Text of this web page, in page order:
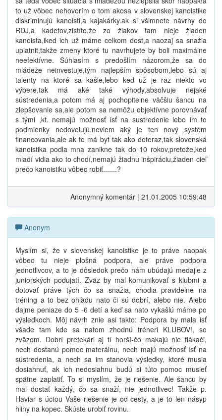
to už vôbec nehovorím o tom akosa v slovenskej kanoistike
diskriminujú kanoisti,a kajakárky.ak si všimnete návrhy do
RDJ,a kadetov,zistíte,že zo žiakov tam nieje žiaden
kanoista,iked ich už máme celkom dost,a naozaj sa snažia
uplatnit,takže zmeny ktoré tu navrhujete by boli maximálne
neefektívne. Súhlasím s predošlím názorom,že sa do
mládeže neinvestuje,tým najlepším spôsobom,lebo sú aj
talenty na ktoré sa kašle,lebo ked už je raz niekto vo
výbere,tak má aké také výhody,absolvuje nejaké
sústredenia,a potom má aj pochopitelne väčšiu šancu na
zlepšovanie sa,ale potom sa nemôžu objektívne porovnávať
s tými ,kt. nemajú možnosť ísť na sustredenie lebo im to
podmienky nedovolujú.neviem aký je ten nový systém
financovania,ale ak to má byt tak ako doteraz,tak slovenská
kanoistika podla mna zanikne tak do 10 rokov,pretože,ked
mladí vidia ako to chodí,nemajú žiadnu inšpiráciu,žiaden cieľ
prečo kanoistiku vôbec robiť.......?
Anonymný komentár | 21.01.2005 10:59:48
Anonym
Myslím si, že v slovenskej kanoistike je to práve naopak
vôbec tu nieje plošná podpora, ale práve podpora
jednotlivcov, a to je dôsledok prečo nám ubúdajú medajle z
juniorských podujatí. Zväz by mal komunikovať s klubmi a
dotovať práve tých čo sa snažia, chodia pravidelne na
tréning a to bez ohľadu nato či sú dobrí, alebo nie. Alebo
dajme peniaze do 5 -6 detí a keď sa nato vykašlú máme po
výsledkoch. Môj návrh znie asi takto: Podpora by mala isť
všade tam kde sa natom zhodnú tréneri KLUBOV!, so
zväzom. Dobrí pretekári aj tí horší-čo makajú nie flákači,
nech dostanú pomoc materálnu, nech majú možnosť ísť na
sústredenia, a nech sa im stanovia výsledky, ktoré musia
dosiahnuť, ak ich nedosiahnu budú si túto pomoc musieť
spätne zaplatiť. To si myslím, že je riešenie. Ale šancu by
mal dostať každý, čo sa snaží, nie jednotlivec! Takže p.
Haviar s úctou Vaše riešenie je od cesty, a je to len násyp
hliny na kopec. Skúste urobiť rovinu.